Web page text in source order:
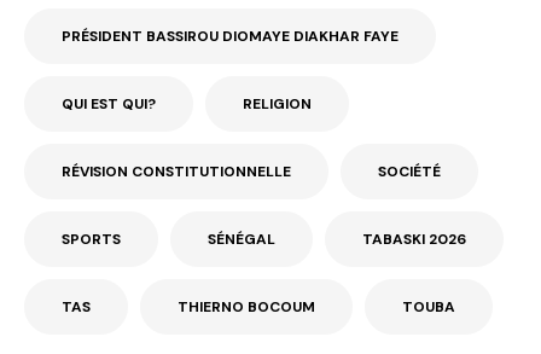
PRÉSIDENT BASSIROU DIOMAYE DIAKHAR FAYE
QUI EST QUI? RELIGION
RÉVISION CONSTITUTIONNELLE SOCIÉTÉ
SPORTS SÉNÉGAL TABASKI 2026
TAS THIERNO BOCOUM TOUBA